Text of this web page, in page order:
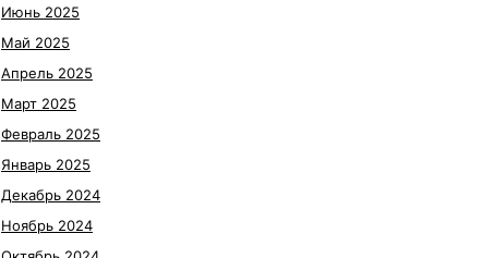
Июнь 2025
Май 2025
Апрель 2025
Март 2025
Февраль 2025
Январь 2025
Декабрь 2024
Ноябрь 2024